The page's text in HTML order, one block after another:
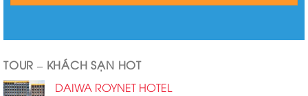
TOUR – KHÁCH SẠN HOT
DAIWA ROYNET HOTEL